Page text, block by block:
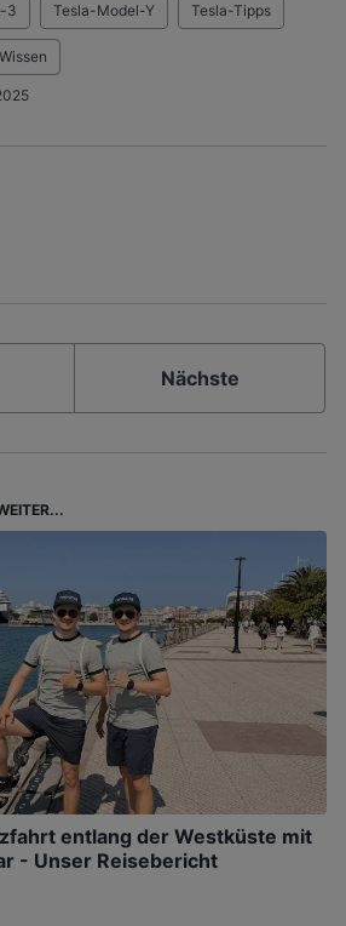
3 Tesla-Model-Y Tesla-Tipps
Nächste
entlang der Westküste mit
- Unser Reisebericht